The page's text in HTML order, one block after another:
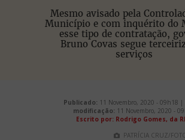
Mesmo avisado pela
Município e com inquérito do
esse tipo de contratação,
Bruno Covas segue
serviços
Publicado: 11 Novembro, 2020 - 09h18 |
modificação: 11 Novembro, 2020 -
Escrito por: Rodrigo Gomes, da
PATRÍCIA CRUZ/